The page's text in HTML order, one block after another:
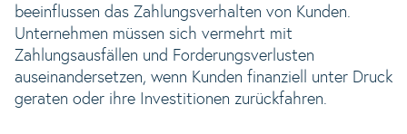
beeinflussen das Zahlungsverhalten von Kunden.
Unternehmen müssen sich vermehrt mit
Zahlungsausfällen und Forderungsverlusten
auseinandersetzen, wenn Kunden finanziell unter Druck
geraten oder ihre Investitionen zurückfahren.